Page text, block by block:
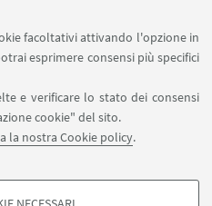
facoltativi attivando l'opzione in
esprimere consensi più specifici
e verificare lo stato dei consensi
cookie" del sito.
la nostra Cookie policy.